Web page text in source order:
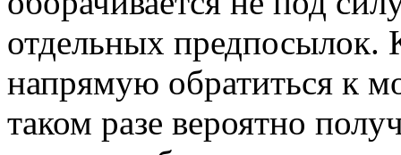
отдельных предпосылок.
напрямую обратиться к
таком разе вероятно